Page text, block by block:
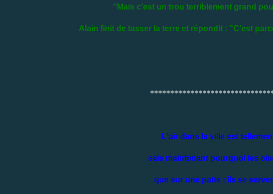
"Mais c'est un trou terriblement grand
Alain finit de tasser la terre et répondit : "C'est
L'air dans la ville est
sais maintenant pourquoi les
que sur une patte : ils se